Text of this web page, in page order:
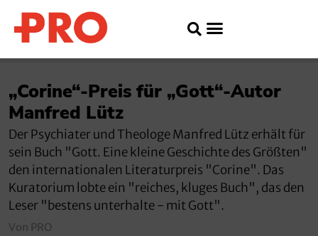
„Corine“-Preis für „Gott“-Autor
Manfred Lütz
Der Psychiater und Theologe Manfred Lütz erhält für
sein Buch "Gott. Eine kleine Geschichte des Größten"
den internationalen Literaturpreis "Corine". Das
Kuratorium lobte ein "reiches, kluges Buch", das den
Leser "bestens unterhalte - mit Gott".
Von PRO